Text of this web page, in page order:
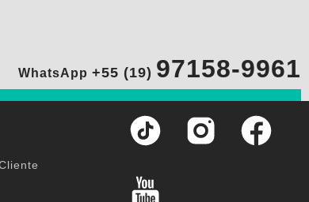
WhatsApp +55 (19) 97158-9961